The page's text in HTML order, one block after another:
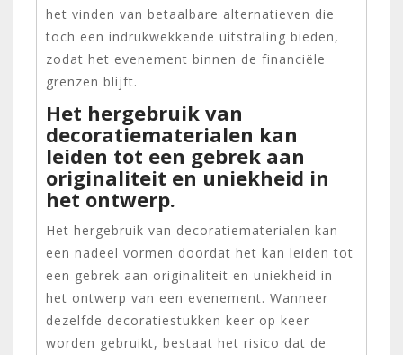
het vinden van betaalbare alternatieven die
toch een indrukwekkende uitstraling bieden,
zodat het evenement binnen de financiële
grenzen blijft.
Het hergebruik van
decoratiematerialen kan
leiden tot een gebrek aan
originaliteit en uniekheid in
het ontwerp.
Het hergebruik van decoratiematerialen kan
een nadeel vormen doordat het kan leiden tot
een gebrek aan originaliteit en uniekheid in
het ontwerp van een evenement. Wanneer
dezelfde decoratiestukken keer op keer
worden gebruikt, bestaat het risico dat de